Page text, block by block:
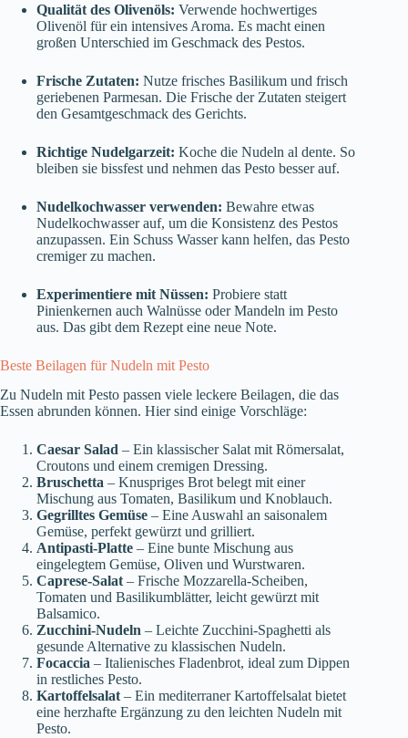
Qualität des Olivenöls: Verwende hochwertiges
Olivenöl für ein intensives Aroma. Es macht einen
großen Unterschied im Geschmack des Pestos.
Frische Zutaten: Nutze frisches Basilikum und frisch
geriebenen Parmesan. Die Frische der Zutaten steigert
den Gesamtgeschmack des Gerichts.
Richtige Nudelgarzeit: Koche die Nudeln al dente. So
bleiben sie bissfest und nehmen das Pesto besser auf.
Nudelkochwasser verwenden: Bewahre etwas
Nudelkochwasser auf, um die Konsistenz des Pestos
anzupassen. Ein Schuss Wasser kann helfen, das Pesto
cremiger zu machen.
Experimentiere mit Nüssen: Probiere statt
Pinienkernen auch Walnüsse oder Mandeln im Pesto
aus. Das gibt dem Rezept eine neue Note.
Beste Beilagen für Nudeln mit Pesto
Zu Nudeln mit Pesto passen viele leckere Beilagen, die das
Essen abrunden können. Hier sind einige Vorschläge:
Caesar Salad – Ein klassischer Salat mit Römersalat,
Croutons und einem cremigen Dressing.
Bruschetta – Knuspriges Brot belegt mit einer
Mischung aus Tomaten, Basilikum und Knoblauch.
Gegrilltes Gemüse – Eine Auswahl an saisonalem
Gemüse, perfekt gewürzt und grilliert.
Antipasti-Platte – Eine bunte Mischung aus
eingelegtem Gemüse, Oliven und Wurstwaren.
Caprese-Salat – Frische Mozzarella-Scheiben,
Tomaten und Basilikumblätter, leicht gewürzt mit
Balsamico.
Zucchini-Nudeln – Leichte Zucchini-Spaghetti als
gesunde Alternative zu klassischen Nudeln.
Focaccia – Italienisches Fladenbrot, ideal zum Dippen
in restliches Pesto.
Kartoffelsalat – Ein mediterraner Kartoffelsalat bietet
eine herzhafte Ergänzung zu den leichten Nudeln mit
Pesto.